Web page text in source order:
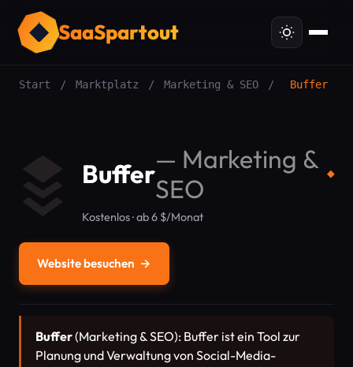
SaaSpartout
Start / Marktplatz / Marketing & SEO / Buffer
Buffer— Marketing &
SEO
◆
Kostenlos · ab 6 $/Monat
Website besuchen →
Buffer(Marketing & SEO): Buffer ist ein Tool zur
Planung und Verwaltung von Social-Media-